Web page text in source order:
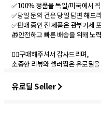
✅100% 정품을 독일/미국에서
✅당일 문의 건은 당일 답변 해드
✅판매 중인 전 제품은 관부가세
🎁안전하고 빠른 배송을 위해 노
🙇‍♂️구매해주셔서 감사드리며,
소중한 리뷰와 셀러찜은 유로딜
유로딜 Seller